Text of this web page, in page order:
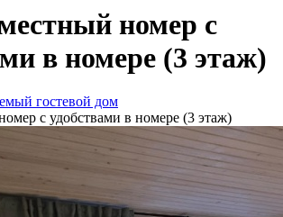
номер с
в номере (3 этаж)
гостевой дом
с удобствами в номере (3 этаж)